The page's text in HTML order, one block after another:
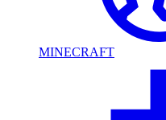
MINECRAFT